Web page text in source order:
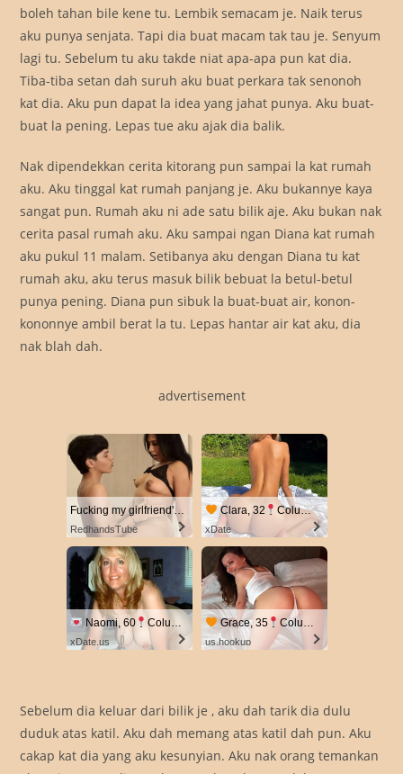
boleh tahan bile kene tu. Lembik semacam je. Naik terus
aku punya senjata. Tapi dia buat macam tak tau je. Senyum
lagi tu. Sebelum tu aku takde niat apa-apa pun kat dia.
Tiba-tiba setan dah suruh aku buat perkara tak senonoh
kat dia. Aku pun dapat la idea yang jahat punya. Aku buat-
buat la pening. Lepas tue aku ajak dia balik.
Nak dipendekkan cerita kitorang pun sampai la kat rumah
aku. Aku tinggal kat rumah panjang je. Aku bukannye kaya
sangat pun. Rumah aku ni ade satu bilik aje. Aku bukan nak
cerita pasal rumah aku. Aku sampai ngan Diana kat rumah
aku pukul 11 malam. Setibanya aku dengan Diana tu kat
rumah aku, aku terus masuk bilik bebuat la betul-betul
punya pening. Diana pun sibuk la buat-buat air, konon-
kononnye ambil berat la tu. Lepas hantar air kat aku, dia
nak blah dah.
advertisement
Fucking my girlfriend's hot mommy by mistake
RedhandsTube
Clara, 32 Columbus
xDate
Naomi, 60 Columbus
xDate.us
Grace, 35 Columbus
us.hookup
Sebelum dia keluar dari bilik je , aku dah tarik dia dulu
duduk atas katil. Aku dah memang atas katil dah pun. Aku
cakap kat dia yang aku kesunyian. Aku nak orang temankan